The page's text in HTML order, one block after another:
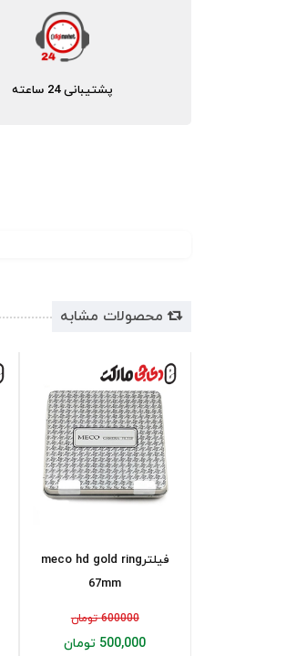
پشتیبانی 24 ساعته
محصولات مشابه
فیلترmeco hd gold ring
67mm
600000 تومان
500,000 تومان